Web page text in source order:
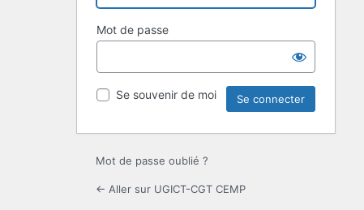
Mot de passe
Se souvenir de moi
Mot de passe oublié ?
← Aller sur UGICT-CGT CEMP